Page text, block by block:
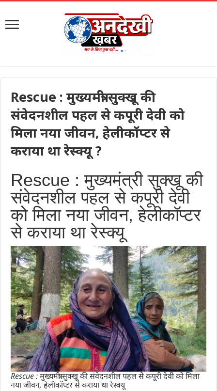
Rescue : मुख्यमंत्री सुक्खू की
संवेदनशील पहल से कपूरी देवी को
मिला नया जीवन, हेलीकॉप्टर से
कराया था रेस्क्यू ?
Rescue : मुख्यमंत्री सुक्खू की
संवेदनशील पहल से कपूरी देवी
को मिला नया जीवन, हेलीकॉप्टर
से कराया था रेस्क्यू
Rescue : मुख्यमंत्री सुक्खू की संवेदनशील पहल से कपूरी देवी को मिला
नया जीवन, हेलीकॉप्टर से कराया था रेस्क्यू